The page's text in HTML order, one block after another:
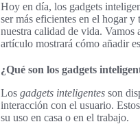
Hoy en día, los gadgets
ser más eficientes en el hogar y
nuestra calidad de vida. Vamos
artículo mostrará cómo añadir
¿Qué son los gadgets
Los gadgets inteligentes son
interacción con el usuario.
su uso en casa o en el trabajo.